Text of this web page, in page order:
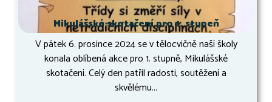
Mikulášské skotačení pro 1. stupeň
V pátek 6. prosince 2024 se v tělocvičně naší školy
konala oblíbená akce pro 1. stupně, Mikulášské
skotačení. Celý den patřil radosti, soutěžení a
skvělému...